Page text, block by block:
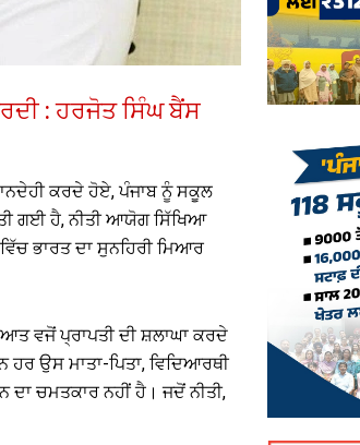
: ਹਰਜੋਤ ਸਿੰਘ ਬੈਂਸ
ਕਰਦੇ ਹੋਏ, ਪੰਜਾਬ ਨੂੰ ਸਕੂਲ
ਗਈ ਹੈ, ਨੀਤੀ ਆਯੋਗ ਸਿੱਖਿਆ
ਭਾਰਤ ਦਾ ਸੁਨਹਿਰੀ ਮਿਆਰ
ਵਜੋਂ ਪ੍ਰਾਪਤੀ ਦੀ ਸ਼ਲਾਘਾ ਕਰਦੇ
ਹਰ ਉਸ ਮਾਤਾ-ਪਿਤਾ, ਵਿਦਿਆਰਥੀ
ਚਮਤਕਾਰ ਨਹੀਂ ਹੈ। ਜਦੋਂ ਨੀਤੀ,